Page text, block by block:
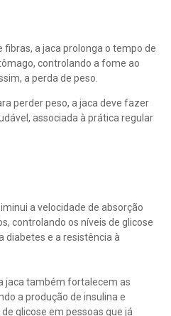
a jaca prolonga o tempo de
controlando a fome ao
a perda de peso.
perder peso, a jaca deve fazer
associada à prática regular
a velocidade de absorção
controlando os níveis de glicose
diabetes e a resistência à
jaca também fortalecem as
a produção de insulina e
glicose em pessoas que já